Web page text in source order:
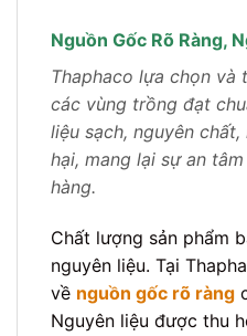
Nguồn Gốc Rõ Ràng,
Thaphaco lựa chọn và
các vùng trồng đạt
liệu sạch, nguyên
hại, mang lại sự an
hàng.
Chất lượng sản phẩm
nguyên liệu. Tại
về nguồn gốc rõ ràng
Nguyên liệu được thu